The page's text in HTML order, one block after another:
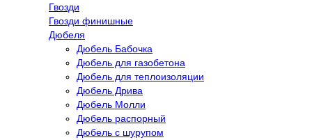
Гвозди
Гвозди финишные
Дюбеля
Дюбель Бабочка
Дюбель для газобетона
Дюбель для теплоизоляции
Дюбель Дрива
Дюбель Молли
Дюбель распорный
Дюбель с шурупом